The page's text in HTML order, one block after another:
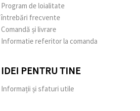
Program de loialitate
întrebări frecvente
Comandă și livrare
Informatie referitor la comanda
IDEI PENTRU TINE
Informații și sfaturi utile